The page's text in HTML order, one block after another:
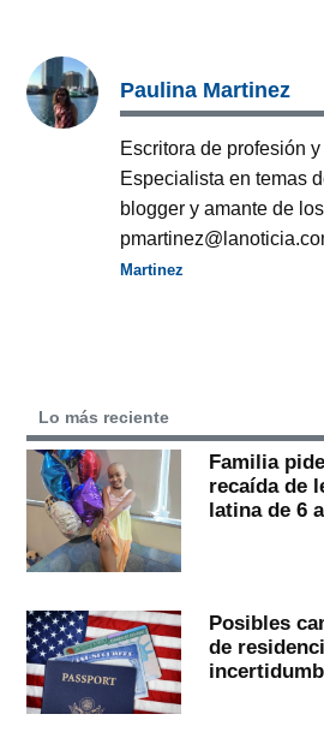
Paulina Martinez
Escritora de profesión
Especialista en temas
blogger y amante de
Martinez
Lo más reciente
Familia
recaída de
latina de 6
Posibles
de